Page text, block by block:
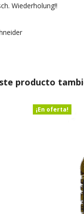
Wiederholung!!
producto
¡En oferta!